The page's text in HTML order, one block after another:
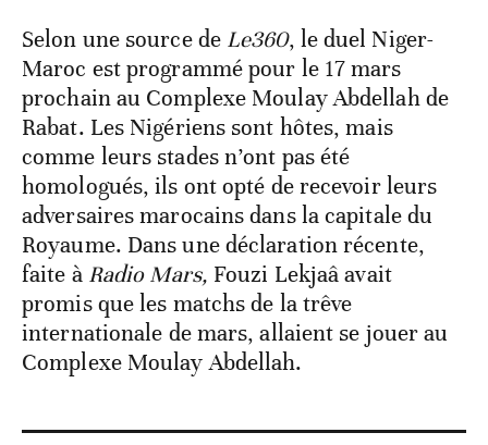
Selon une source de Le360, le duel Niger-
Maroc est programmé pour le 17 mars
prochain au Complexe Moulay Abdellah de
Rabat. Les Nigériens sont hôtes, mais
comme leurs stades n’ont pas été
homologués, ils ont opté de recevoir leurs
adversaires marocains dans la capitale du
Royaume. Dans une déclaration récente,
faite à Radio Mars, Fouzi Lekjaâ avait
promis que les matchs de la trêve
internationale de mars, allaient se jouer au
Complexe Moulay Abdellah.